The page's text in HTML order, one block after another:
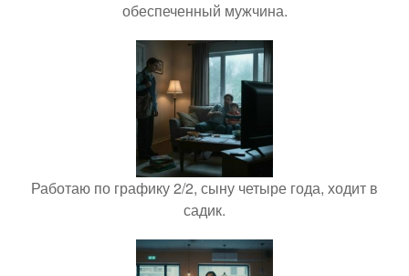
обеспеченный мужчина.
Работаю по графику 2/2, сыну четыре года, ходит в
садик.